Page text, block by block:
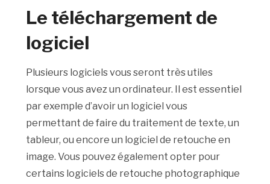
Le téléchargement de
logiciel
Plusieurs logiciels vous seront très utiles
lorsque vous avez un ordinateur. Il est essentiel
par exemple d’avoir un logiciel vous
permettant de faire du traitement de texte, un
tableur, ou encore un logiciel de retouche en
image. Vous pouvez également opter pour
certains logiciels de retouche photographique